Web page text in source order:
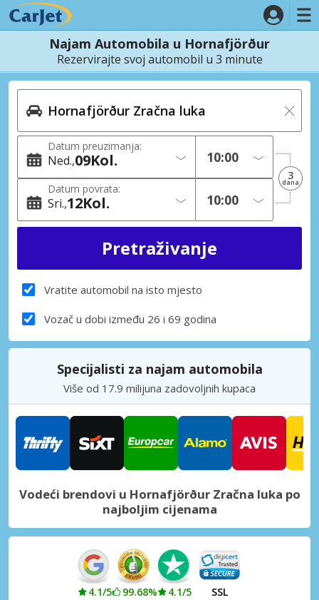
Najam Automobila u Hornafjörður
Rezervirajte svoj automobil u 3 minute
Datum preuzimanja:
Ned. 09Kol.
Datum povrata:
Sri. 12Kol.
3
dana
Vratite automobil na isto mjesto
Vozač u dobi između 26 i 69 godina
Specijalisti za najam automobila
Više od 17.9 milijuna zadovoljnih kupaca
Vodeći brendovi u Hornafjörður Zračna luka po
najboljim cijenama
4.1/5 99.68% 4.1/5 SSL